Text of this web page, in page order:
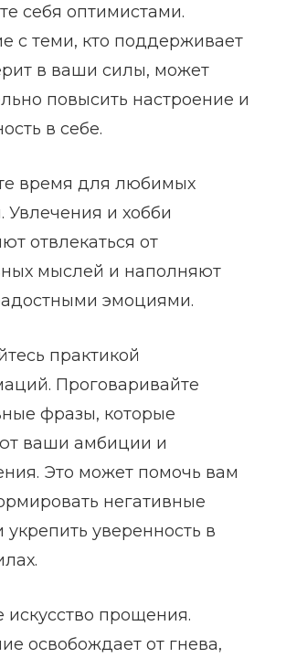
себя оптимистами.
с теми, кто поддерживает
в ваши силы, может
повысить настроение и
в себе.
время для любимых
Увлечения и хобби
отвлекаться от
мыслей и наполняют
эмоциями.
практикой
Проговаривайте
фразы, которые
ваши амбиции и
Это может помочь вам
негативные
уверенность в
искусство прощения.
освобождает от гнева,